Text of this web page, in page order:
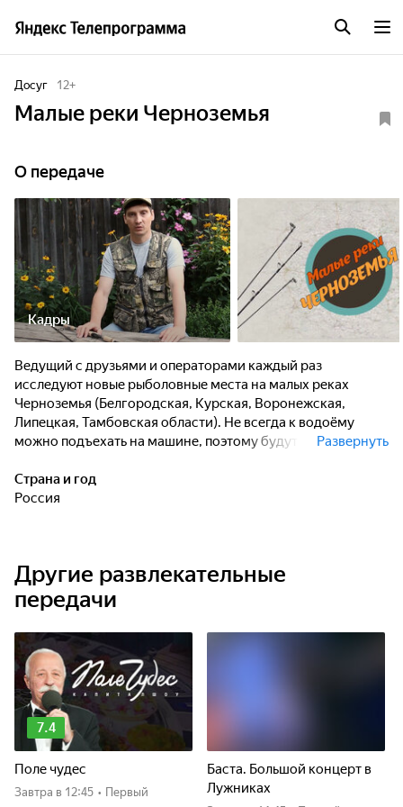
Досуг 12+
Малые реки Черноземья
О передаче
Кадры
Ведущий с друзьями и операторами каждый раз
исследуют новые рыболовные места на малых реках
Черноземья (Белгородская, Курская, Воронежская,
Липецкая, Тамбовская области). Не всегда к водоёму
можно подъехать на машине, поэтому будут и пешие
как на хищника, так и на мирную рыбу различными
способами. Не все способы одинаково результативны и не
Развернуть
Страна и год
Россия
Другие развлекательные
передачи
7.4
Поле чудес
Завтра в 12:45 • Первый
Баста. Большой концерт в
Лужниках